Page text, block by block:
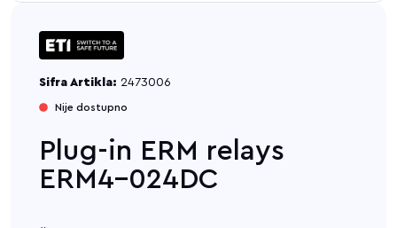
Sifra Artikla: 2473006
Nije dostupno
Plug-in ERM relays
ERM4-024DC